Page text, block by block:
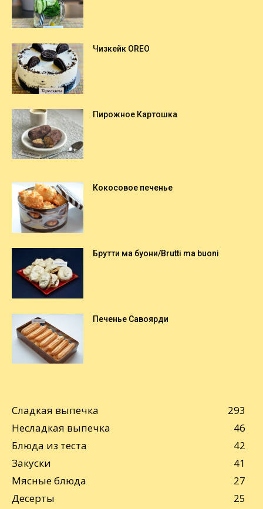
Чизкейк OREO
Пирожное Картошка
Кокосовое печенье
Брутти ма буони/Brutti ma buoni
Печенье Савоярди
Сладкая выпечка
293
Несладкая выпечка
46
Блюда из теста
42
Закуски
41
Мясные блюда
27
Десерты
25